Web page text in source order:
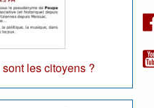
les citoyens ?